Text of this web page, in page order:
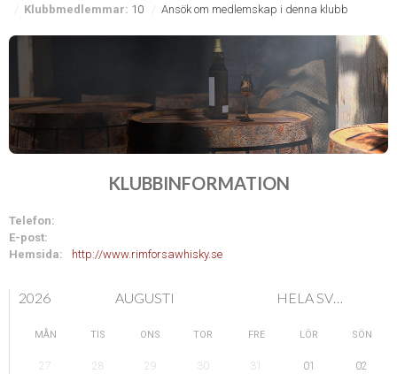
Klubbmedlemmar: 10 Ansök om medlemskap i denna klubb
KLUBBINFORMATION
Telefon:
E-post:
Hemsida:
http://www.rimforsawhisky.se
2026 AUGUSTI HELA SVERIGE
MÅN TIS ONS TOR FRE LÖR SÖN
27 28 29 30 31 01 02